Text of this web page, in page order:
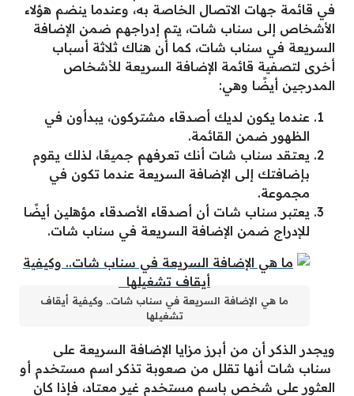
في قائمة جهات الاتصال الخاصة به، وعندما ينضم هؤلاء
الأشخاص إلى سناب شات، يتم إدراجهم ضمن الإضافة
السريعة في سناب شات، كما أن هناك ثلاثة أسباب
أخرى لتصفية قائمة الإضافة السريعة للأشخاص
المدرجين أيضًا وهي:
عندما يكون لديك أصدقاء مشتركون، يبدأون في
الظهور ضمن القائمة.
يعتقد سناب شات أنك تعرفهم جميعًا، لذلك يقوم
بإضافتك إلى الإضافة السريعة عندما تكون في
مجموعة.
يعتبر سناب شات أن أصدقاء الأصدقاء مؤهلين أيضًا
للإدراج ضمن الإضافة السريعة في سناب شات.
ما هي الإضافة السريعة في سناب شات.. وكيفية أيقاف
تشغيلها
ويجدر الذكر أن من أبرز مزايا الإضافة السريعة على
سناب شات أنها تقلل من صعوبة تذكر اسم مستخدم أو
العثور على شخص باسم مستخدم غير معتاد، فإذا كان